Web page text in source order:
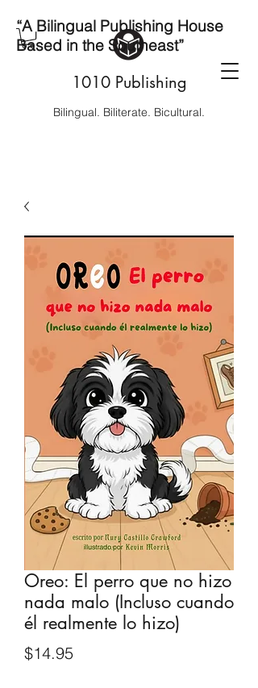
1010 Publishing
Bilingual. Biliterate. Bicultural.
“A Bilingual Publishing House
Based in the Southeast”
Oreo: El perro que no hizo
nada malo (Incluso cuando
él realmente lo hizo)
$14.95Price